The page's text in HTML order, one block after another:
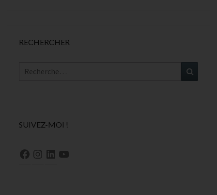
RECHERCHER
Rechercher :
SUIVEZ-MOI !
Facebook
Instagram
LinkedInYouTube